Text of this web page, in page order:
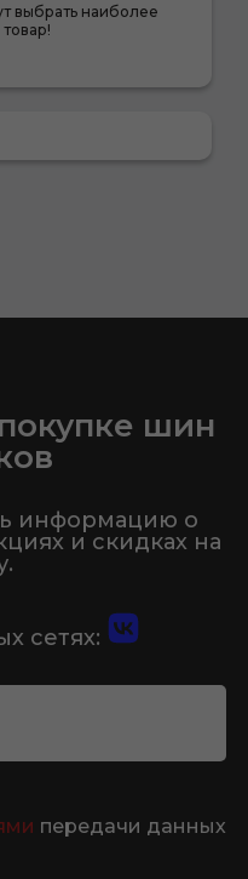
выбрать наиболее
шин
информацию о
и скидках на
сетях:
передачи данных